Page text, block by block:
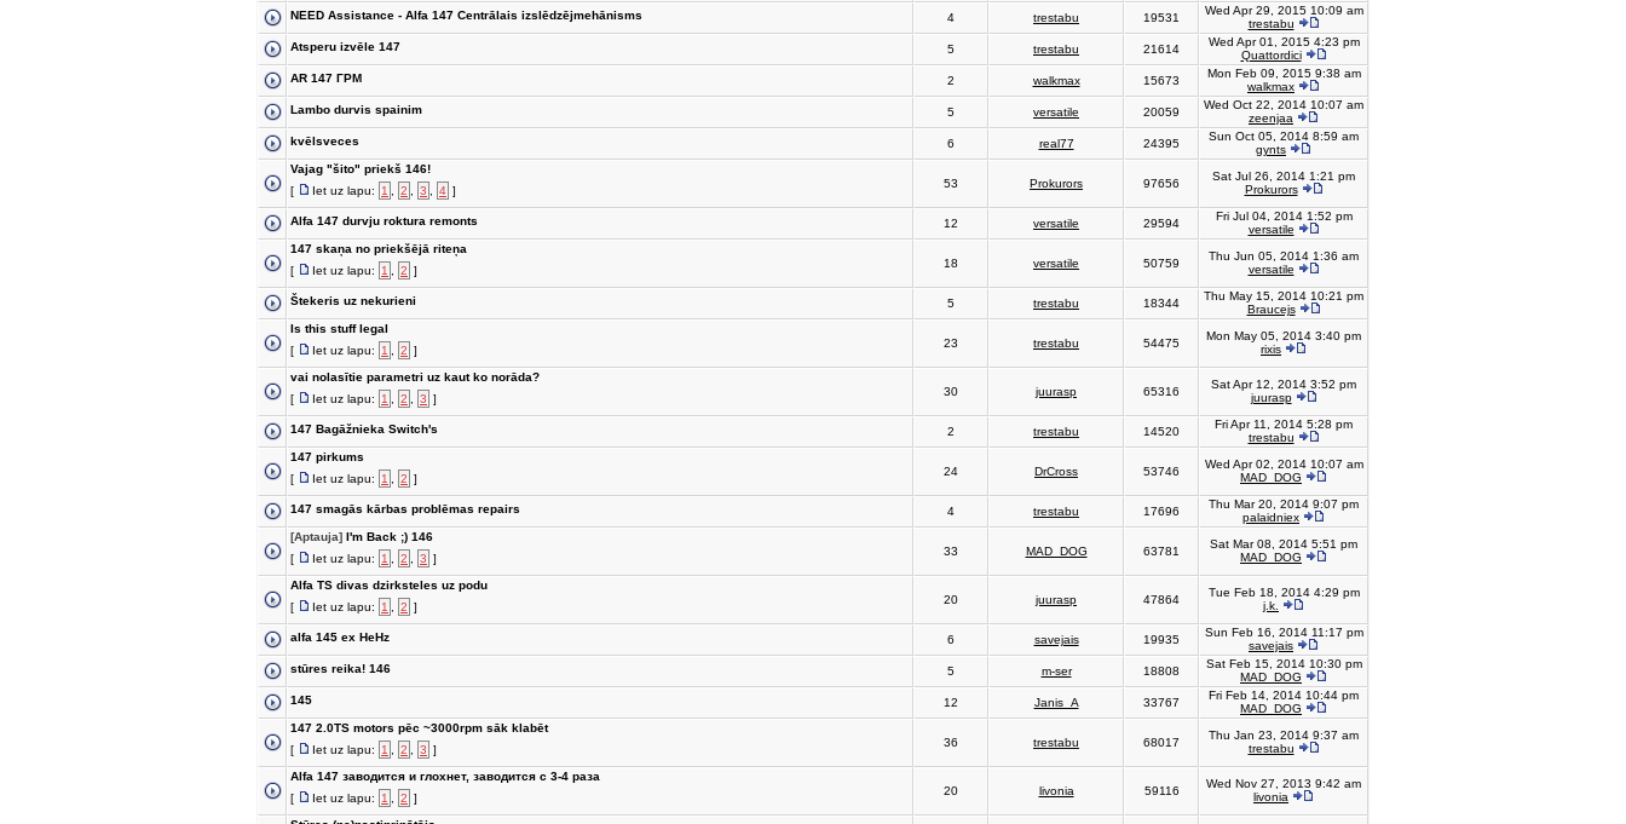
NEED Assistance - Alfa 147 Centrālais izslēdzējmehānisms
4 trestabu 19531
Wed Apr 29, 2015 10:09 am
trestabu
Atsperu izvēle 147
5 trestabu 21614
Wed Apr 01, 2015 4:23 pm
Quattordici
AR 147 ГРМ
2 walkmax 15673
Mon Feb 09, 2015 9:38 am
walkmax
Lambo durvis spainim
5 versatile 20059
Wed Oct 22, 2014 10:07 am
zeenjaa
kvēlsveces
6 real77 24395
Sun Oct 05, 2014 8:59 am
gynts
Vajag "šito" priekš 146!
[
Iet uz lapu: 1 2 3 4 ]
53 Prokurors 97656
Sat Jul 26, 2014 1:21 pm
Prokurors
Alfa 147 durvju roktura remonts 12 versatile 29594
Fri Jul 04, 2014 1:52 pm
versatile
147 skaņa no priekšējā riteņa
[
Iet uz lapu: 1 2 ]
18 versatile 50759
Thu Jun 05, 2014 1:36 am
versatile
Štekeris uz nekurieni 5 trestabu 18344
Thu May 15, 2014 10:21 pm
Braucejs
Is this stuff legal
[
Iet uz lapu: 1 2 ]
23 trestabu 54475
Mon May 05, 2014 3:40 pm
rixis
vai nolasītie parametri uz kaut ko norāda?
[
Iet uz lapu: 1 2 3 ]
30 juurasp 65316
Sat Apr 12, 2014 3:52 pm
juurasp
147 Bagāžnieka Switch's 2 trestabu 14520
Fri Apr 11, 2014 5:28 pm
trestabu
147 pirkums
[
Iet uz lapu: 1 2 ]
24 DrCross 53746
Wed Apr 02, 2014 10:07 am
MAD_DOG
147 smagās kārbas problēmas repairs 4 trestabu 17696
Thu Mar 20, 2014 9:07 pm
palaidniex
[Aptauja] I'm Back ;) 146
[
Iet uz lapu: 1 2 3 ]
33 MAD_DOG 63781
Sat Mar 08, 2014 5:51 pm
MAD_DOG
Alfa TS divas dzirksteles uz podu
[
Iet uz lapu: 1 2 ]
20 juurasp 47864
Tue Feb 18, 2014 4:29 pm
j.k.
alfa 145 ex HeHz 6 savejais 19935
Sun Feb 16, 2014 11:17 pm
savejais
stūres reika! 146
5 m-ser 18808
Sat Feb 15, 2014 10:30 pm
MAD_DOG
145
12 Janis_A 33767
Fri Feb 14, 2014 10:44 pm
MAD_DOG
147 2.0TS motors pēc ~3000rpm sāk klabēt
[
Iet uz lapu: 1 2 3 ]
36 trestabu 68017
Thu Jan 23, 2014 9:37 am
trestabu
Alfa 147 заводится и глохнет, заводится с 3-4 раза
[
Iet uz lapu: 1 2 ]
20 livonia 59116
Wed Nov 27, 2013 9:42 am
livonia